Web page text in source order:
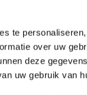
te
over uw
deze
uw gebruik van